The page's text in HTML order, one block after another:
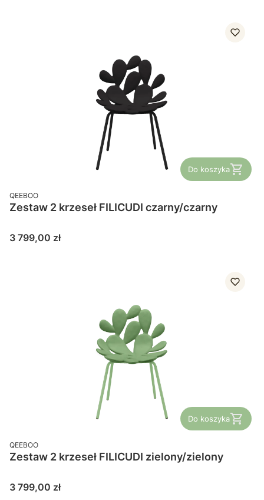
Do koszyka
PRODUCENT
QEEBOO
Zestaw 2 krzeseł FILICUDI czarny/czarny
Cena
3 799,00 zł
Do koszyka
PRODUCENT
QEEBOO
Zestaw 2 krzeseł FILICUDI zielony/zielony
Cena
3 799,00 zł